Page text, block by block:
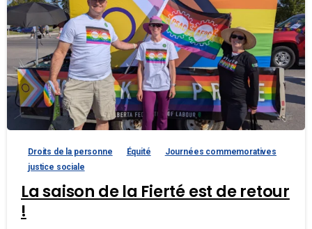
Droits de la personne Équité
Journées commemoratives
justice sociale
La saison de la Fierté est de retour
!